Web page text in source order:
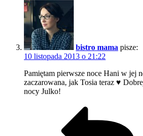
bistro mama pisze:
10 listopada 2013 o 21:22
Pamiętam pierwsze noce Hani w jej
zaczarowana, jak Tosia teraz ♥
nocy Julko!